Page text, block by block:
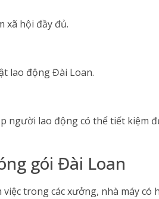
xã hội đầy đủ.
lao động Đài Loan.
người lao động có thể tiết kiệm
gói Đài Loan
trong các xưởng, nhà máy có